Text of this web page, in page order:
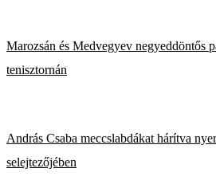
Marozsán és Medvegyev negyeddöntős
tenisztornán
András Csaba meccslabdákat hárítva
selejtezőjében